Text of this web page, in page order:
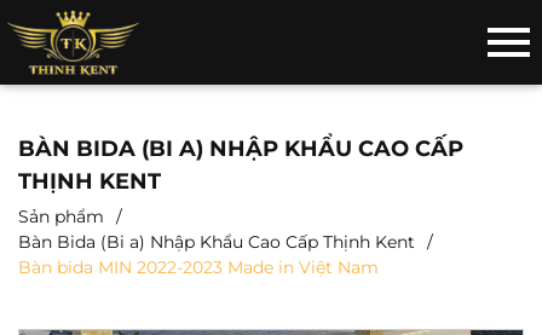
BÀN BIDA (BI A) NHẬP KHẨU CAO CẤP
THỊNH KENT
Sản phẩm
Bàn Bida (Bi a) Nhập Khẩu Cao Cấp Thịnh Kent
Bàn bida MIN 2022-2023 Made in Việt Nam